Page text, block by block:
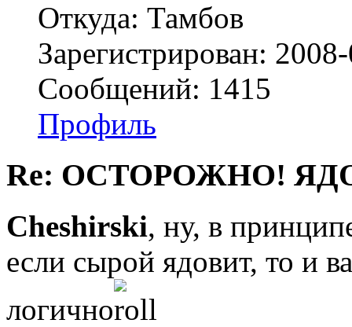
Откуда: Тамбов
Зарегистрирован:
Сообщений: 1415
Профиль
Re: ОСТОРОЖНО!
Cheshirski, ну, в
если сырой ядовит, то и
логично